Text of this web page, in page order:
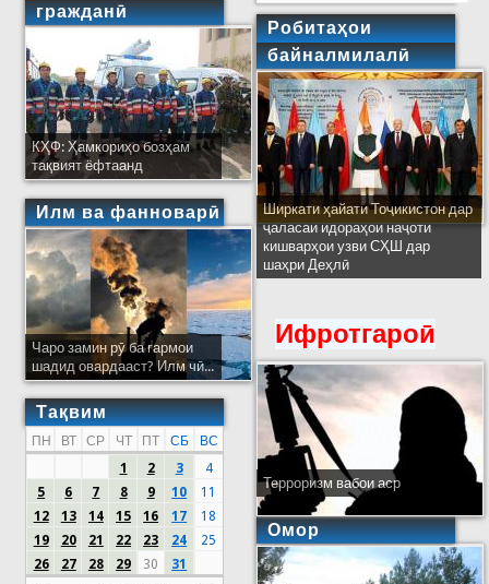
гражданӣ
КҲФ: Ҳамкориҳо бозҳам
тақвият ёфтаанд
Илм ва фанноварӣ
Чаро замин рӯ ба гармои
шадид овардааст? Илм чӣ...
Тақвим
ПН ВТ СР ЧТ ПТ СБ
ВС
1
2 3
4
5
6 7 8 9 10
11
12
13 14 15 16 17
18
19
20 21 22 23 24
25
26
27 28 29 30 31
Робитаҳои
байналмилалӣ
Ширкати ҳайати Тоҷикистон дар
ҷаласаи идораҳои наҷоти
кишварҳои узви СҲШ дар
шаҳри Деҳлӣ
Ифротгароӣ
Терроризм вабои аср
Омор